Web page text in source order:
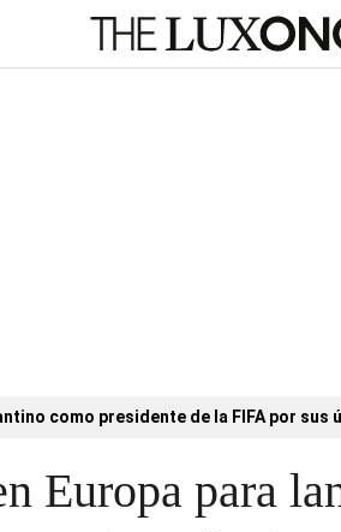
como presidente de la FIFA por sus
Europa para